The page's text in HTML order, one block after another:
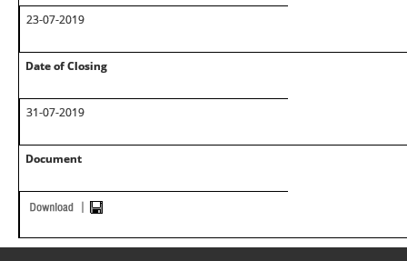
23-07-2019
Date of Closing
31-07-2019
Document